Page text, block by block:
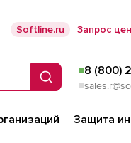
Softline.ru Запрос
Поиск
8 (800)
Защита